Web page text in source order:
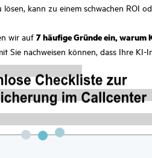
lösen, kann zu einem schwachen ROI
wir auf 7 häufige Gründe ein,
Sie nachweisen können, dass Ihre